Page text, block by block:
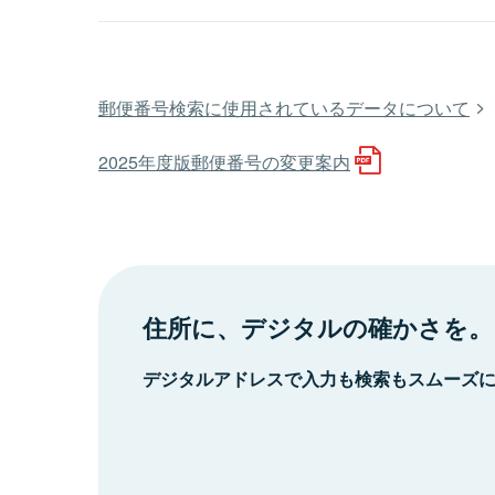
郵便番号検索に使用されているデータについて
2025年度版郵便番号の変更案内
住所に、デジタルの確かさを。
デジタルアドレスで入力も検索もスムーズ